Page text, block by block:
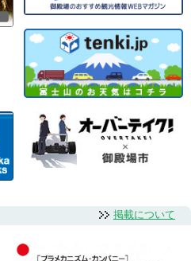
掲載について